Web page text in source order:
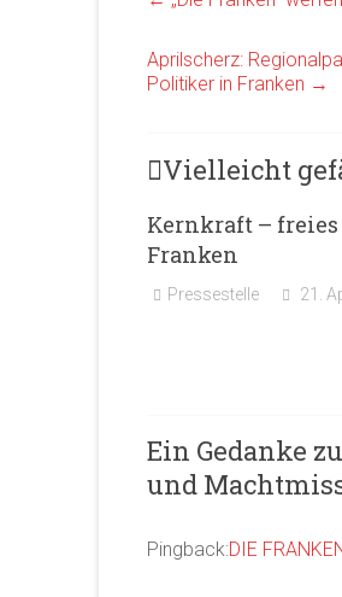
Aprilscherz:
Politiker in Franken →
Vielleicht
Kernkraft – freies
Franken
Pressestelle 21.
Ein Gedanke zu
und
Pingback:DIE